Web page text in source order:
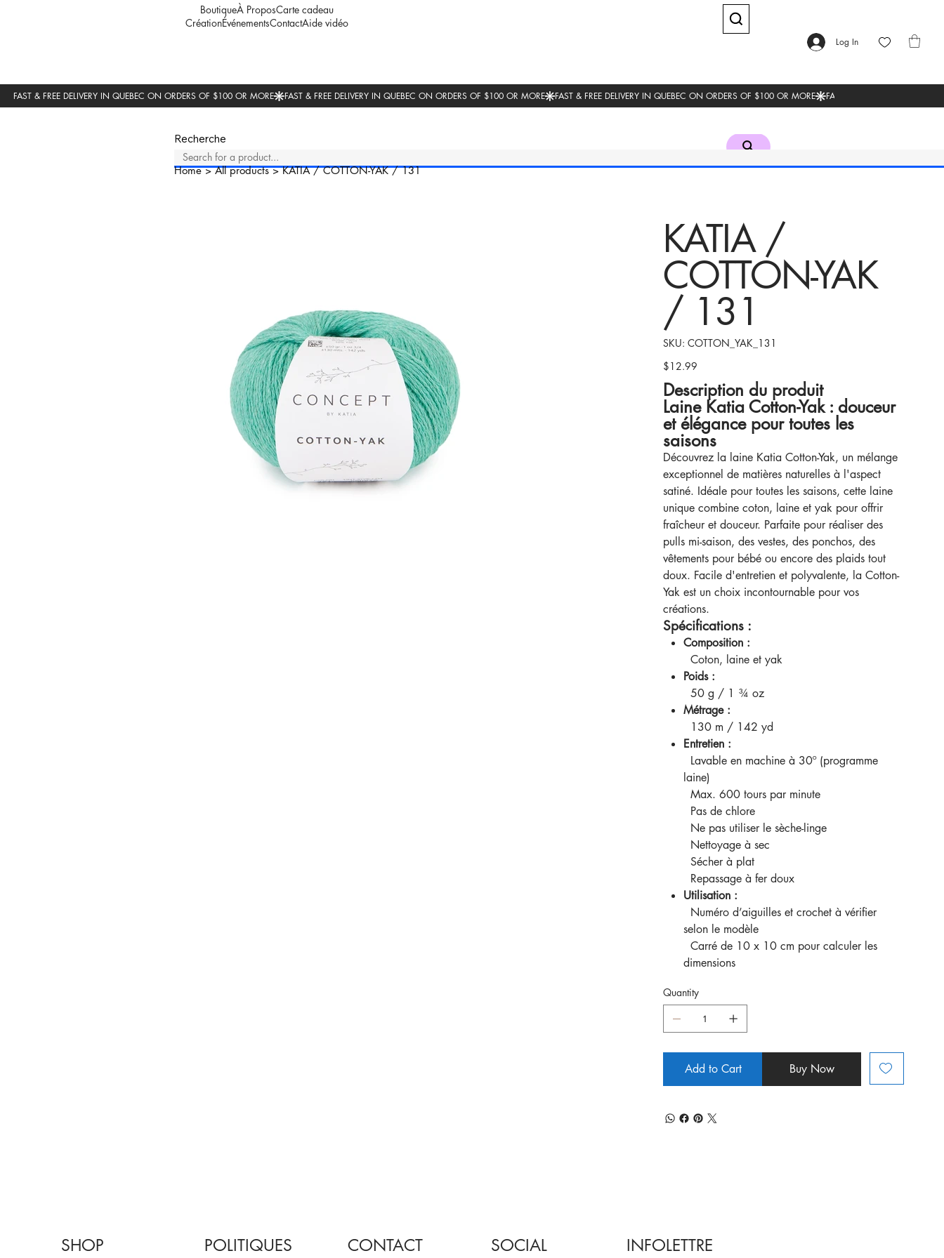
BoutiqueÀ ProposCarte cadeau
CréationÉvénementsContactAide vidéo
Log In
Recherche
Home>All products>KATIA / COTTON-YAK / 131
KATIA /
COTTON-YAK
/ 131
SKU: SKU
COTTON_YAK_131
COTTON_YAK_131
Price
$12.99
Description du produit
Laine Katia Cotton-Yak : douceur
et élégance pour toutes les
saisons
Découvrez la laine Katia Cotton-Yak, un mélange
exceptionnel de matières naturelles à l'aspect
satiné. Idéale pour toutes les saisons, cette laine
unique combine coton, laine et yak pour offrir
fraîcheur et douceur. Parfaite pour réaliser des
pulls mi-saison, des vestes, des ponchos, des
vêtements pour bébé ou encore des plaids tout
doux. Facile d'entretien et polyvalente, la Cotton-
Yak est un choix incontournable pour vos
créations.
Spécifications :
Composition :
Coton, laine et yak
Poids :
50 g / 1 ¾ oz
Métrage :
130 m / 142 yd
Entretien :
Lavable en machine à 30º (programme
laine)
Max. 600 tours par minute
Pas de chlore
Ne pas utiliser le sèche-linge
Nettoyage à sec
Sécher à plat
Repassage à fer doux
Utilisation :
Numéro d’aiguilles et crochet à vérifier
selon le modèle
Carré de 10 x 10 cm pour calculer les
dimensions
Quantity
Add to Cart Buy Now
SHOP POLITIQUES CONTACT SOCIAL INFOLETTRE